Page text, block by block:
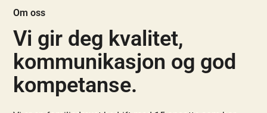
Om oss
Vi gir deg kvalitet,
kommunikasjon og god
kompetanse.